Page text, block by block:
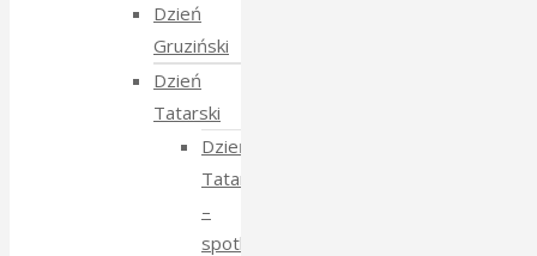
Dzień
Gruziński
Dzień
Tatarski
Dzień
Tatarski
–
spotkanie